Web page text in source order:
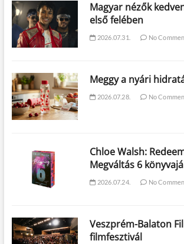
Magyar nézők
első felében
2026.07.31. No
Meggy a nyári
2026.07.28. No
Chloe Walsh:
Megváltás 6
2026.07.24. No
Veszprém-Balaton
filmfesztivál